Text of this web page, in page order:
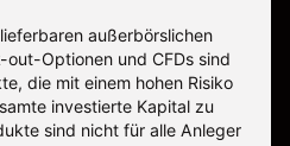
außerbörslichen
out-Optionen und CFDs sind
die mit einem hohen Risiko
investierte Kapital zu
sind nicht für alle Anleger